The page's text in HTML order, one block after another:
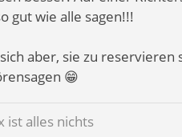
gut wie alle sagen!!!
aber, sie zu
😁
ist alles nichts